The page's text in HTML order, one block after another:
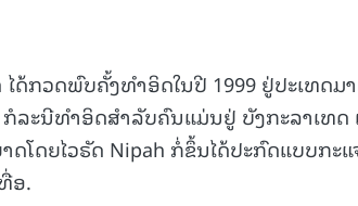
ໄດ້ກວດພົບຄັ້ງທຳອິດໃນປີ 1999 ຢູ່ປະເທດມ
ລະນີທຳອິດສຳລັບຄົນແມ່ນຢູ່ ບັງກະລາເທດ
ດໂດຍໄວຣັດ Nipah ກໍ່ຂຶ້ນໄດ້ປະກົດແບບກ
ອ.